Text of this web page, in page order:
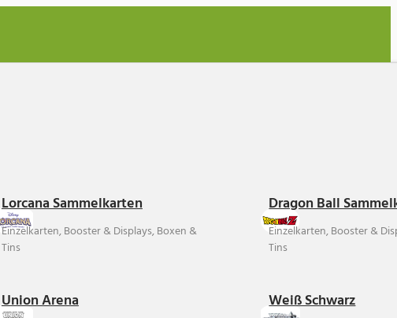
Lorcana Sammelkarten
Einzelkarten, Booster & Displays, Boxen &
Tins
Dragon Ball
Einzelkarten, Booster &
Tins
Union Arena Weiß Schwarz